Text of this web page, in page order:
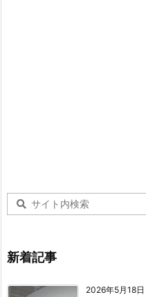
新着記事
2026年5月18日